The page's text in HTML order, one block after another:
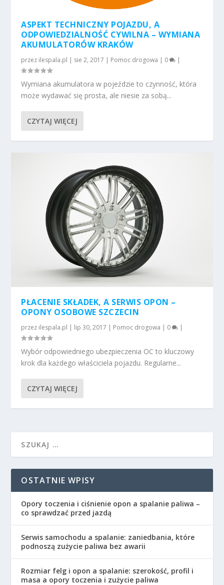
ASPEKT TECHNICZNY POJAZDU, A
ODPOWIEDZIALNOŚĆ CYWILNA – WYMIANA
AKUMULATORÓW KRAKÓW
przez ilespala.pl | sie 2, 2017 | Pomoc drogowa | 0 |
Wymiana akumulatora w pojeździe to czynność, która
może wydawać się prosta, ale niesie za sobą...
CZYTAJ WIĘCEJ
PŁACENIE SKŁADEK, A SERWIS OPON –
OPONY OSOBOWE SZCZECIN
przez ilespala.pl | lip 30, 2017 | Pomoc drogowa | 0 |
Wybór odpowiedniego ubezpieczenia OC to kluczowy
krok dla każdego właściciela pojazdu. Regularne...
CZYTAJ WIĘCEJ
OSTATNIE WPISY
Opory toczenia i ciśnienie opon a spalanie paliwa –
co sprawdzać przed jazdą
Serwis samochodu a spalanie: zaniedbania, które
podnoszą zużycie paliwa bez awarii
Rozmiar felg i opon a spalanie: szerokość, profil i
masa a opory toczenia i zużycie paliwa